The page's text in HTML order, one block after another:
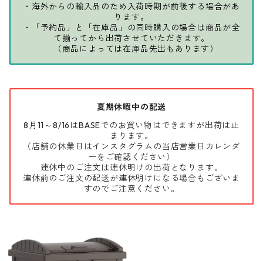
・海外からの輸入品のため入荷時期が前後する場合があ
ります。
・「予約品」と「在庫品」の同時購入の場合は商品が全
て揃ってから出荷させていただきます。
（商品によっては在庫品先出もあります）
夏期休暇中の配送
8月11～8/16はBASEでのお買い物はできますが出荷は止
まります。
（店舗の休業日はインスタグラムの当店営業日カレンダ
ーをご確認ください）
連休中のご注文は連休明けの出荷となります。
連休前のご注文の配送が連休明けになる場合もございま
すのでご注意ください。